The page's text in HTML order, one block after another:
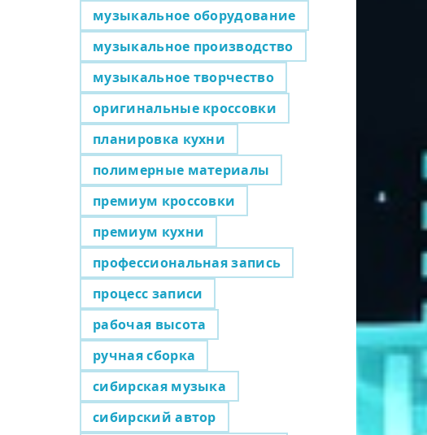
музыкальное оборудование
музыкальное производство
музыкальное творчество
оригинальные кроссовки
планировка кухни
полимерные материалы
премиум кроссовки
премиум кухни
профессиональная запись
процесс записи
рабочая высота
ручная сборка
сибирская музыка
сибирский автор